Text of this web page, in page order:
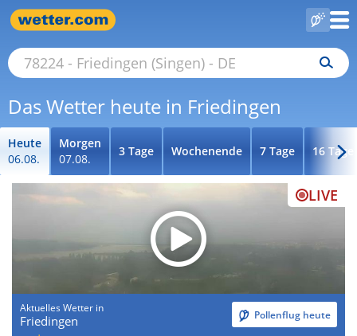
Das Wetter heute in Friedingen
Heute
06.08.
Morgen
07.08.
3 Tage Wochenende 7 Tage 16 Tage
LIVE
Aktuelles Wetter in
Friedingen Pollenflug heute